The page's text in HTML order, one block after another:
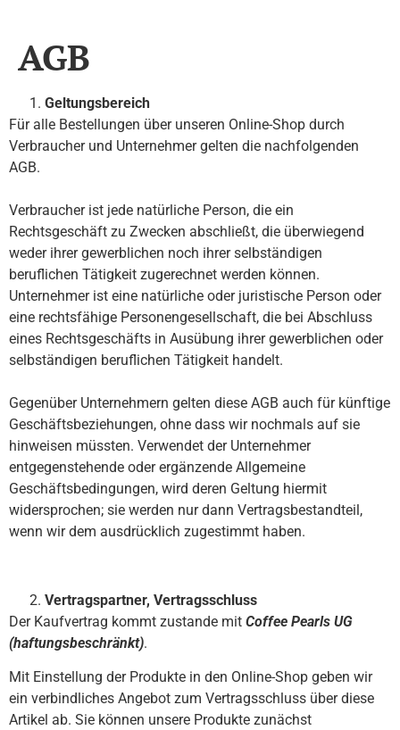
AGB
Geltungsbereich
Für alle Bestellungen über unseren Online-Shop durch
Verbraucher und Unternehmer gelten die nachfolgenden
AGB.
Verbraucher ist jede natürliche Person, die ein
Rechtsgeschäft zu Zwecken abschließt, die überwiegend
weder ihrer gewerblichen noch ihrer selbständigen
beruflichen Tätigkeit zugerechnet werden können.
Unternehmer ist eine natürliche oder juristische Person oder
eine rechtsfähige Personengesellschaft, die bei Abschluss
eines Rechtsgeschäfts in Ausübung ihrer gewerblichen oder
selbständigen beruflichen Tätigkeit handelt.
Gegenüber Unternehmern gelten diese AGB auch für künftige
Geschäftsbeziehungen, ohne dass wir nochmals auf sie
hinweisen müssten. Verwendet der Unternehmer
entgegenstehende oder ergänzende Allgemeine
Geschäftsbedingungen, wird deren Geltung hiermit
widersprochen; sie werden nur dann Vertragsbestandteil,
wenn wir dem ausdrücklich zugestimmt haben.
Vertragspartner, Vertragsschluss
Der Kaufvertrag kommt zustande mit Coffee Pearls UG
(haftungsbeschränkt).
Mit Einstellung der Produkte in den Online-Shop geben wir
ein verbindliches Angebot zum Vertragsschluss über diese
Artikel ab. Sie können unsere Produkte zunächst